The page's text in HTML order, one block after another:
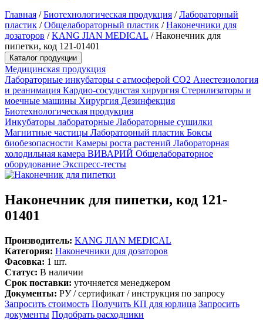
Главная /Биотехнологическая продукция /Лабораторный
пластик /Общелабораторный пластик /Наконечники для
дозаторов /KANG JIAN MEDICAL /Наконечник для
пипетки, код 121-01401
Каталог продукции
Медицинская продукция
Лабораторные инкубаторы с атмосферой CO2 Анестезиология
и реанимация Кардио-сосудистая хирургия Стерилизаторы и
моечные машины Хирургия Дезинфекция
Биотехнологическая продукция
Инкубаторы лабораторные Лабораторные сушилки
Магнитные частицы Лабораторный пластик Боксы
биобезопасности Камеры роста растений Лабораторная
холодильная камера ВИВАРИЙ Общелабораторное
оборудование Экспресс-тесты
Наконечник для пипетки, код 121-
01401
Производитель: KANG JIAN MEDICAL
Категория: Наконечники для дозаторов
Фасовка: 1 шт.
Статус: В наличии
Срок поставки: уточняется менеджером
Документы: РУ / сертификат / инструкция по запросу
Запросить стоимость Получить КП для юрлица Запросить
документы Подобрать расходники